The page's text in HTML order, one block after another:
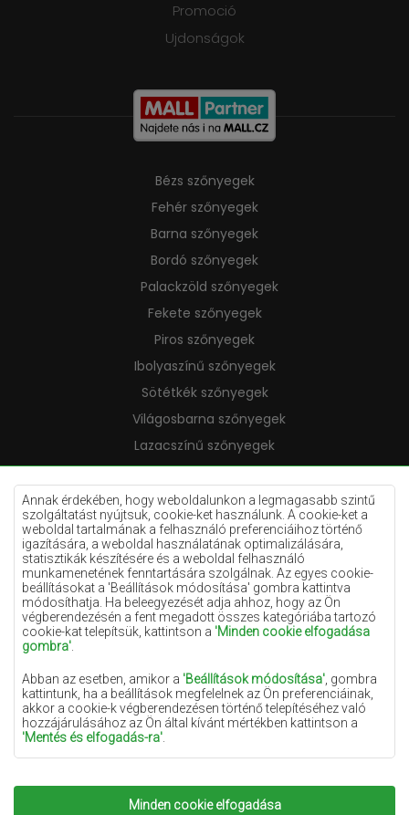
Annak érdekében, hogy weboldalunkon a legmagasabb szintű
szolgáltatást nyújtsuk, cookie-ket használunk. A cookie-ket a
weboldal tartalmának a felhasználó preferenciáihoz történő
igazítására, a weboldal használatának optimalizálására,
statisztikák készítésére és a weboldal felhasználó
munkamenetének fenntartására szolgálnak. Az egyes cookie-
beállításokat a 'Beállítások módosítása' gombra kattintva
módosíthatja. Ha beleegyezését adja ahhoz, hogy az Ön
végberendezésén a fent megadott összes kategóriába tartozó
cookie-kat telepítsük, kattintson a 'Minden cookie elfogadása
gombra'
Abban az esetben, amikor a 'Beállítások módosítása' , gombra
kattintunk, ha a beállítások megfelelnek az Ön preferenciáinak,
akkor a cookie-k végberendezésen történő telepítéséhez való
hozzájárulásához az Ön által kívánt mértékben kattintson a
'Mentés és elfogadás-ra'
az adatkezelés alapja a személyes adatok kezelőjének
(Szonyegekchemex) vagy harmadik feleknek a jogos érdeke,
Minden cookie elfogadása
Promoció
Ujdonságok
Bézs szőnyegek
Fehér szőnyegek
Barna szőnyegek
Bordó szőnyegek
Palackzöld szőnyegek
Fekete szőnyegek
Piros szőnyegek
Ibolyaszínű szőnyegek
Sötétkék szőnyegek
Világosbarna szőnyegek
Lazacszínű szőnyegek
Krémszínű szőnyegek
Lila szőnyegek
Sárga szőnyegek
Mentaszínű szőnyegek
Világoskék szőnyegek
Narancssárga szőnyegek
Rózsaszín szőnyegek
Terrakotta szőnyegek
Zöld szőnyegek
Arany szőnyegek